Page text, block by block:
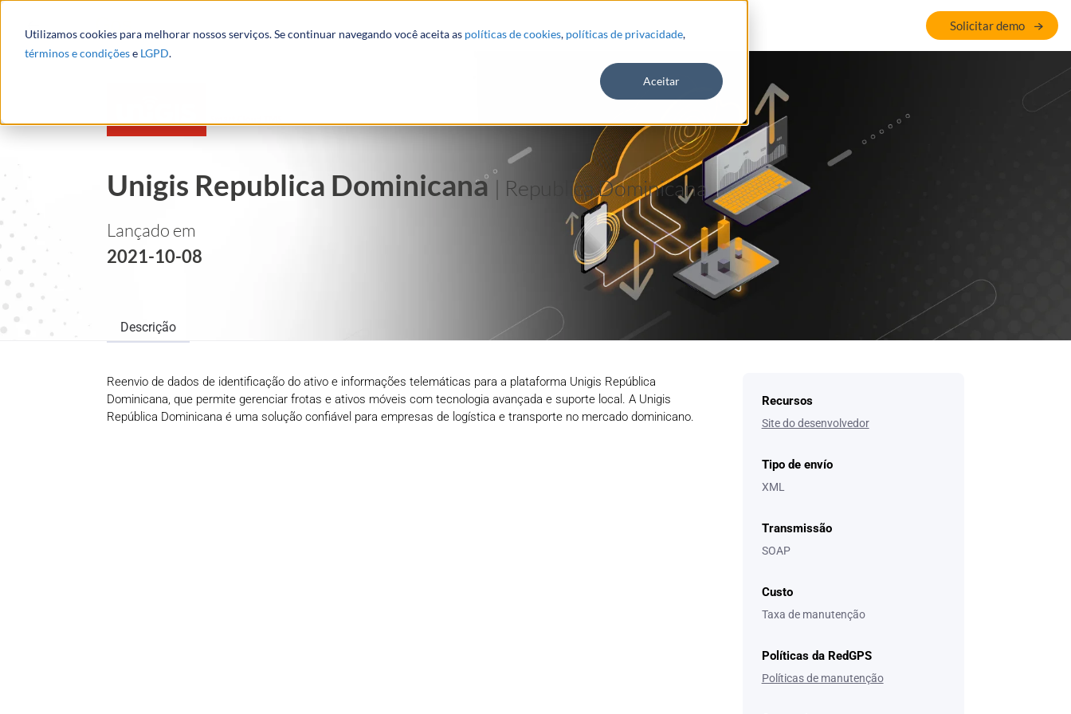
Utilizamos cookies para melhorar nossos serviços. Se continuar navegando você aceita as políticas de cookies, políticas de privacidade,
términos e condiçõese LGPD.
Aceitar
Solicitar demo
Unigis Republica Dominicana| Republica Dominicana
Lançado em
2021-10-08
Descrição
Reenvio de dados de identificação do ativo e informações telemáticas para a plataforma Unigis República
Dominicana, que permite gerenciar frotas e ativos móveis com tecnologia avançada e suporte local. A Unigis
República Dominicana é uma solução confiável para empresas de logística e transporte no mercado dominicano.
Recursos
Site do desenvolvedor
Tipo de envío
XML
Transmissão
SOAP
Custo
Taxa de manutenção
Políticas da RedGPS
Políticas de manutenção